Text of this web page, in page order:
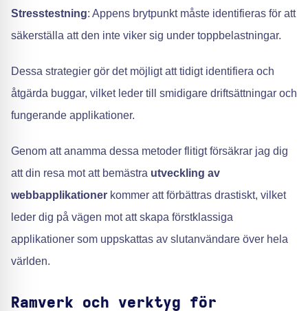
Stresstestning: Appens brytpunkt måste identifieras för att
säkerställa att den inte viker sig under toppbelastningar.
Dessa strategier gör det möjligt att tidigt identifiera och
åtgärda buggar, vilket leder till smidigare driftsättningar och
fungerande applikationer.
Genom att anamma dessa metoder flitigt försäkrar jag dig
att din resa mot att bemästra utveckling av
webbapplikationer kommer att förbättras drastiskt, vilket
leder dig på vägen mot att skapa förstklassiga
applikationer som uppskattas av slutanvändare över hela
världen.
Ramverk och verktyg för